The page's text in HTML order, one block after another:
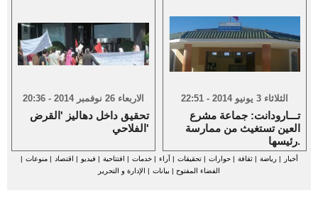
الاربعاء 26 نوفمبر 2014 - 20:36
تحقيق داخل دهاليز 'القرض
الفلاحي'
الثلاثاء 3 يونيو 2014 - 22:51
تـــارودانت: جماعة مشرع
العين تستغيث من ممارسة
رئيسها.
أخبار |رياضة |ثقافة |حوارات |تحقيقات | آراء |خدمات | افتتاحية | فيديو | اقتصاد |منوعات |
الفضاء المفتوح | بيانات | الإدارة و التحرير